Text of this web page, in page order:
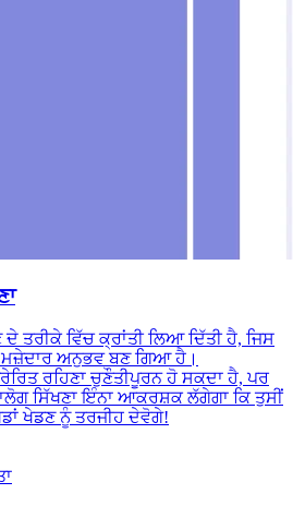
ਤਰੀਕੇ ਵਿੱਚ ਕ੍ਰਾਂਤੀ ਲਿਆ ਦਿੱਤੀ ਹੈ, ਜਿਸ
ਅਨੁਭਵ ਬਣ ਗਿਆ ਹੈ।
ਰਹਿਣਾ ਚੁਣੌਤੀਪੂਰਨ ਹੋ ਸਕਦਾ ਹੈ, ਪਰ
ਸਿੱਖਣਾ ਇੰਨਾ ਆਕਰਸ਼ਕ ਲੱਗੇਗਾ ਕਿ ਤੁਸੀਂ
ਖੇਡਣ ਨੂੰ ਤਰਜੀਹ ਦੇਵੋਗੇ!